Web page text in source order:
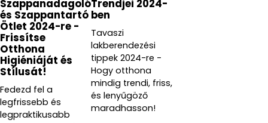
Szappanadagoló
és Szappantartó
Ötlet 2024-re -
Frissítse
Otthona
Higiéniáját és
Stílusát!
Fedezd fel a
legfrissebb és
legpraktikusabb
Trendjei 2024-
ben
Tavaszi
lakberendezési
tippek 2024-re -
Hogy otthona
mindig trendi, friss,
és lenyűgöző
maradhasson!